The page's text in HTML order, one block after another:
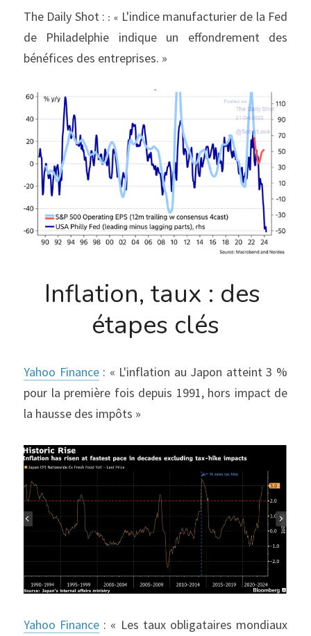
The Daily Shot : : « L'indice manufacturier de la Fed
de Philadelphie indique un effondrement des
bénéfices des entreprises. »
Inflation, taux : des
étapes clés
Yahoo Finance : « L'inflation au Japon atteint 3 %
pour la première fois depuis 1991, hors impact de
la hausse des impôts »
Yahoo Finance : « Les taux obligataires mondiaux